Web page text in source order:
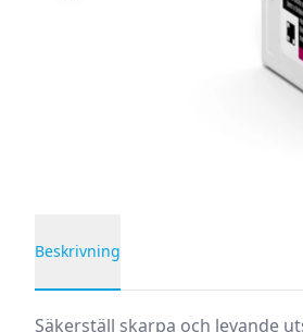
Beskrivning
Säkerställ skarpa och levande